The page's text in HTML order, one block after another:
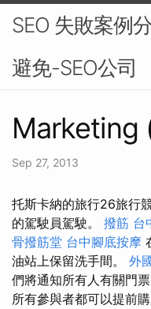
SEO 失敗案例
避免-SEO公司
Marketing
Sep 27, 2013
托斯卡納的旅行26旅行
的駕駛員駕駛。 撥筋 台
骨撥筋堂 台中腳底按摩
油站上保留洗手間。 外
們將通知所有人有關門
所有參與者都可以提前